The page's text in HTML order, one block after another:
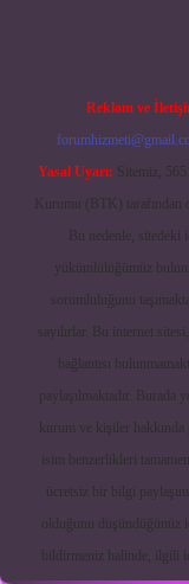
Reklam ve
Yasal Uyarı: Sitemiz,
Kurumu (BTK) tarafından
Bu nedenle,
yükümlülüğümüz
sorumluluğunu
sayılırlar. Bu internet
bağlantısı
paylaşılmaktadır. Burada
kurum ve kişiler
isim benzerlikleri
ücretsiz bir bilgi
olduğunu düşündüğünüz
bildirmeniz halinde, ilgili